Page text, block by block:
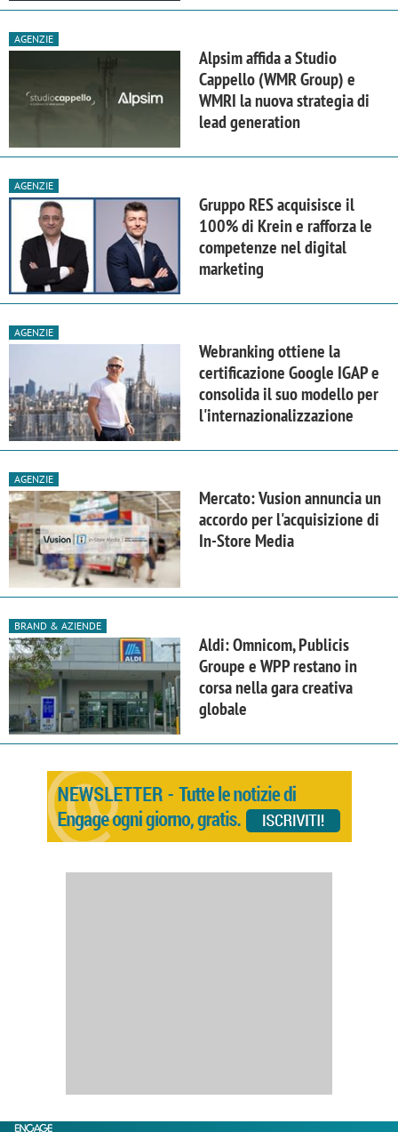
AGENZIE
Alpsim affida a Studio
Cappello (WMR Group) e
WMRI la nuova strategia di
lead generation
AGENZIE
Gruppo RES acquisisce il
100% di Krein e rafforza le
competenze nel digital
marketing
AGENZIE
Webranking ottiene la
certificazione Google IGAP e
consolida il suo modello per
l'internazionalizzazione
AGENZIE
Mercato: Vusion annuncia un
accordo per l'acquisizione di
In-Store Media
BRAND & AZIENDE
Aldi: Omnicom, Publicis
Groupe e WPP restano in
corsa nella gara creativa
globale